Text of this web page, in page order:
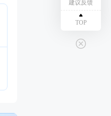
建议反馈
TOP